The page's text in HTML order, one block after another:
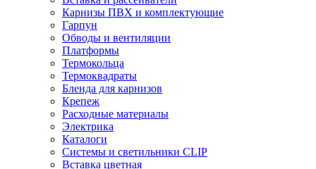
Карнизы ПВХ и комплектующие
Гарпун
Обводы и вентиляции
Платформы
Термокольца
Термоквадраты
Бленда для карнизов
Крепеж
Расходные материалы
Электрика
Каталоги
Системы и светильники CLIP
Вставка цветная